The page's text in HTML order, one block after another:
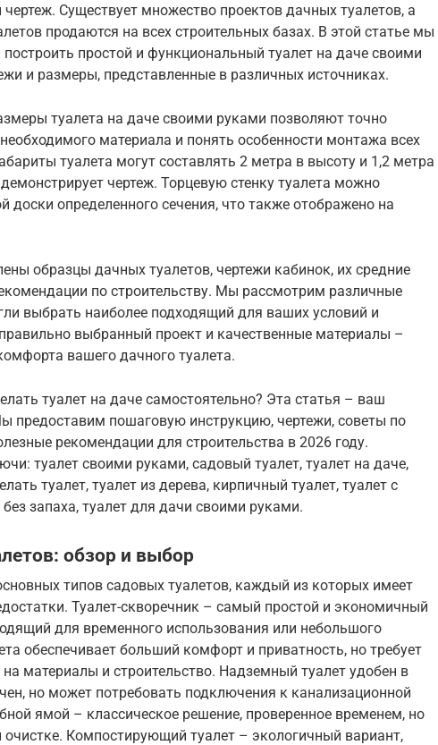
Существует множество проектов дачных туалетов, а
продаются на всех строительных базах. В этой статье мы
простой и функциональный туалет на даче своими
и размеры, представленные в различных источниках.
туалета на даче своими руками позволяют точно
материала и понять особенности монтажа всех
туалета могут составлять 2 метра в высоту и 1,2 метра
чертеж. Торцевую стенку туалета можно
доски определенного сечения, что также отображено на
образцы дачных туалетов, чертежи кабинок, их средние
по строительству. Мы рассмотрим различные
выбрать наиболее подходящий для ваших условий и
выбранный проект и качественные материалы –
вашего дачного туалета.
туалет на даче самостоятельно? Эта статья – ваш
пошаговую инструкцию, чертежи, советы по
рекомендации для строительства в 2026 году.
туалет своими руками, садовый туалет, туалет на даче,
туалет, туалет из дерева, кирпичный туалет, туалет с
запаха, туалет для дачи своими руками.
обзор и выбор
типов садовых туалетов, каждый из которых имеет
Туалет-скворечник – самый простой и экономичный
для временного использования или небольшого
обеспечивает больший комфорт и приватность, но требует
на материалы и строительство. Надземный туалет удобен в
но может потребовать подключения к канализационной
ямой – классическое решение, проверенное временем, но
очистке. Компостирующий туалет – экологичный вариант,